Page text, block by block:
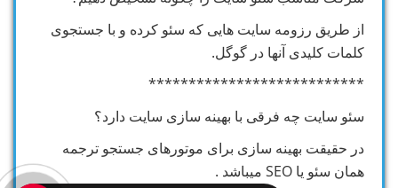
از طریق رزومه سایت هایی که سئو کرده و با جستجوی
کلمات کلیدی آنها در گوگل.
***************************
سئو سایت چه فرقی با بهینه سازی سایت دارد؟
در حقیقت بهینه سازی برای موتورهای جستجو ترجمه
همان سئو یا SEO میباشد .